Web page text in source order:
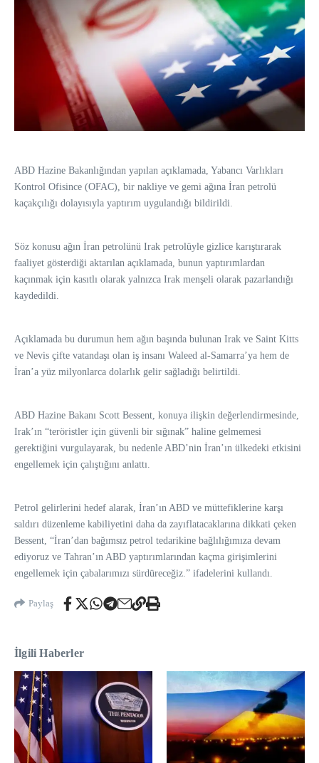
ABD Hazine Bakanlığından yapılan açıklamada, Yabancı Varlıkları
Kontrol Ofisince (OFAC), bir nakliye ve gemi ağına İran petrolü
kaçakçılığı dolayısıyla yaptırım uygulandığı bildirildi.
Söz konusu ağın İran petrolünü Irak petrolüyle gizlice karıştırarak
faaliyet gösterdiği aktarılan açıklamada, bunun yaptırımlardan
kaçınmak için kasıtlı olarak yalnızca Irak menşeli olarak pazarlandığı
kaydedildi.
Açıklamada bu durumun hem ağın başında bulunan Irak ve Saint Kitts
ve Nevis çifte vatandaşı olan iş insanı Waleed al-Samarra’ya hem de
İran’a yüz milyonlarca dolarlık gelir sağladığı belirtildi.
ABD Hazine Bakanı Scott Bessent, konuya ilişkin değerlendirmesinde,
Irak’ın “teröristler için güvenli bir sığınak” haline gelmemesi
gerektiğini vurgulayarak, bu nedenle ABD’nin İran’ın ülkedeki etkisini
engellemek için çalıştığını anlattı.
Petrol gelirlerini hedef alarak, İran’ın ABD ve müttefiklerine karşı
saldırı düzenleme kabiliyetini daha da zayıflatacaklarına dikkati çeken
Bessent, “İran’dan bağımsız petrol tedarikine bağlılığımıza devam
ediyoruz ve Tahran’ın ABD yaptırımlarından kaçma girişimlerini
engellemek için çabalarımızı sürdüreceğiz.” ifadelerini kullandı.
Paylaş
İlgili Haberler